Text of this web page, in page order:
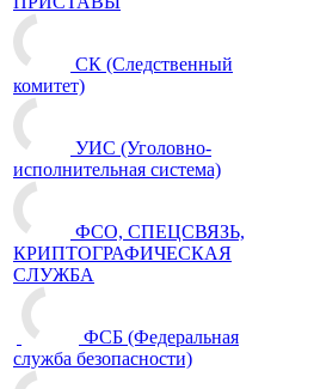
СК (Следственный
комитет)
УИС (Уголовно-
исполнительная система)
ФСО, СПЕЦСВЯЗЬ,
КРИПТОГРАФИЧЕСКАЯ
СЛУЖБА
ФСБ (Федеральная
служба безопасности)